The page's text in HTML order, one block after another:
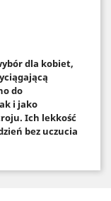
dla kobiet,
do
i jako
Ich lekkość
bez uczucia